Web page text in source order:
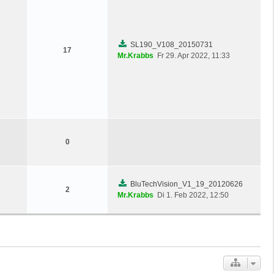
17
SL190_V108_20150731
Mr.Krabbs
Fr 29. Apr 2022, 11:33
0
2
BluTechVision_V1_19_20120626
Mr.Krabbs
Di 1. Feb 2022, 12:50